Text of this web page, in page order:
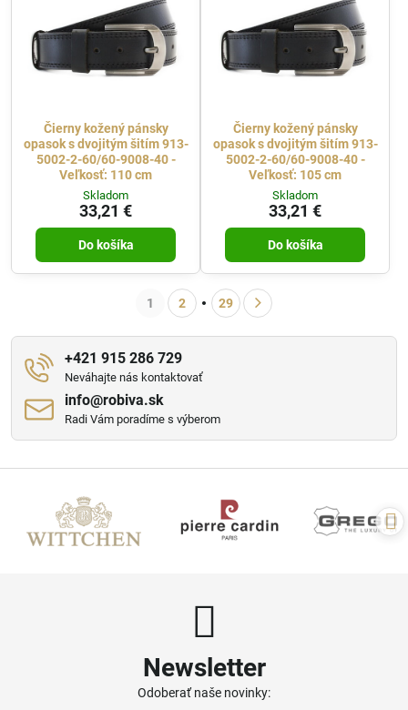
Čierny kožený pánsky
opasok s dvojitým šitím 913-
5002-2-60/60-9008-40 -
Veľkosť: 110 cm
Skladom
33,21 €
Do košíka
Čierny kožený pánsky
opasok s dvojitým šitím 913-
5002-2-60/60-9008-40 -
Veľkosť: 105 cm
Skladom
33,21 €
Do košíka
1 2 29
+421 915 286 729
Neváhajte nás kontaktovať
info​@robiva​.sk
Radi Vám poradíme s výberom
Newsletter
Odoberať naše novinky: